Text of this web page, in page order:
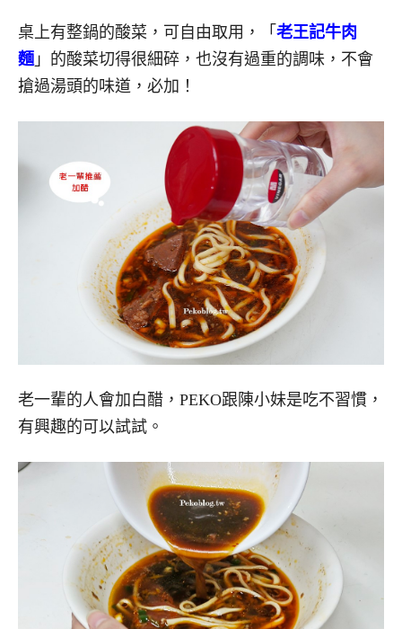
桌上有整鍋的酸菜，可自由取用，「 老王記牛肉
麵 」的酸菜切得很細碎，也沒有過重的調味，不會
搶過湯頭的味道，必加！
老一輩的人會加白醋，PEKO跟陳小妹是吃不習慣，
有興趣的可以試試。